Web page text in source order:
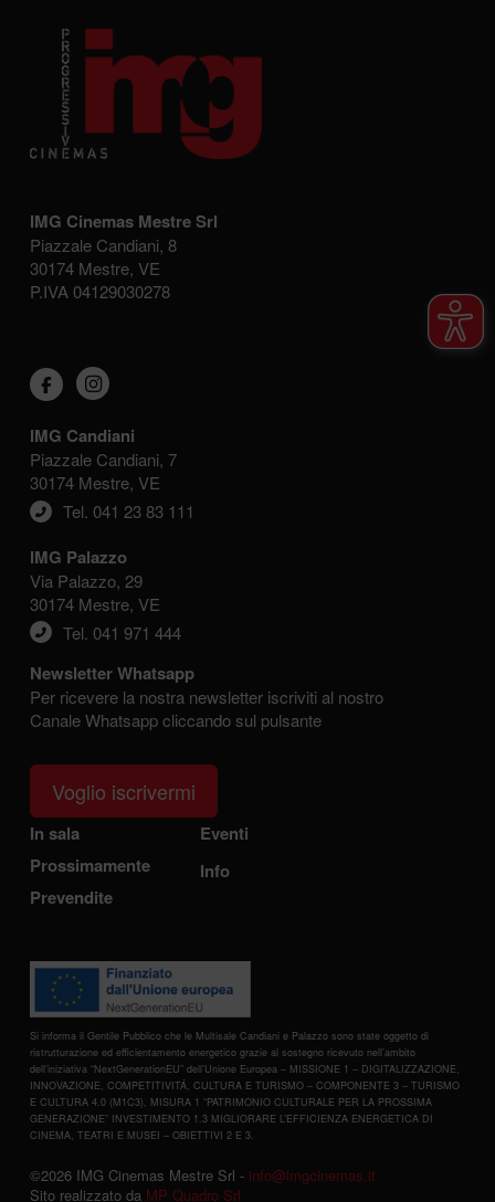
IMG Cinemas Mestre Srl
Piazzale Candiani, 8
30174 Mestre, VE
P.IVA 04129030278
IMG Candiani
Piazzale Candiani, 7
30174 Mestre, VE
Tel. 041 23 83 111
IMG Palazzo
Via Palazzo, 29
30174 Mestre, VE
Tel. 041 971 444
Newsletter Whatsapp
Per ricevere la nostra newsletter iscriviti al nostro
Canale Whatsapp cliccando sul pulsante
Voglio iscrivermi
In sala
Prossimamente
Prevendite
Eventi
Info
Si informa il Gentile Pubblico che le Multisale Candiani e Palazzo sono state oggetto di
ristrutturazione ed efficientamento energetico grazie al sostegno ricevuto nell’ambito
dell’iniziativa “NextGenerationEU” dell’Unione Europea – MISSIONE 1 – DIGITALIZZAZIONE,
INNOVAZIONE, COMPETITIVITÁ, CULTURA E TURISMO – COMPONENTE 3 – TURISMO
E CULTURA 4.0 (M1C3), MISURA 1 “PATRIMONIO CULTURALE PER LA PROSSIMA
GENERAZIONE” INVESTIMENTO 1.3 MIGLIORARE L’EFFICIENZA ENERGETICA DI
CINEMA, TEATRI E MUSEI – OBIETTIVI 2 E 3.
©2026 IMG Cinemas Mestre Srl - info@imgcinemas.it
Sito realizzato da MP Quadro Srl